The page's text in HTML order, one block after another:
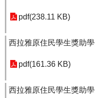
pdf(238.11 KB)
西拉雅原住民學生獎助
pdf(161.36 KB)
西拉雅原住民學生獎助